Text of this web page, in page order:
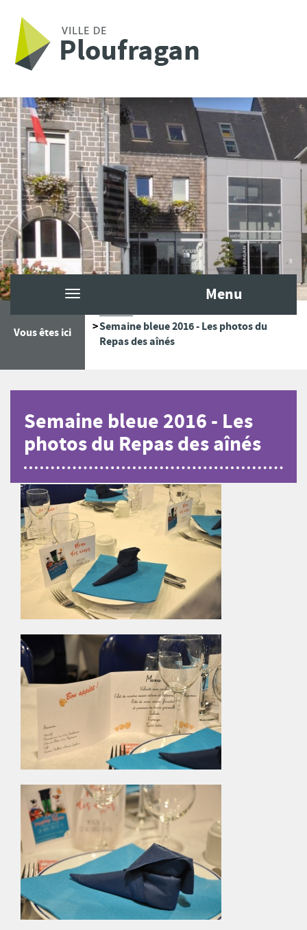
Menu
Vous êtes ici
Accueil
Semaine bleue 2016 - Les photos du
Repas des aînés
Semaine bleue 2016 - Les
photos du Repas des aînés